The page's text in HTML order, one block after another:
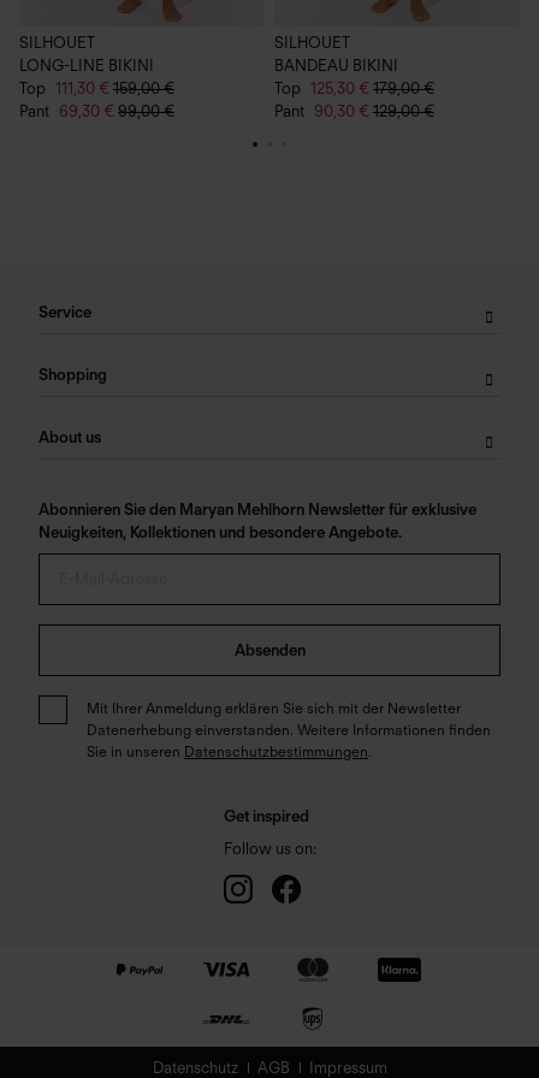
SILHOUET
LONG-LINE BIKINI
Top 111,30 € 159,00 €
Pant 69,30 € 99,00 €
SILHOUET
BANDEAU BIKINI
Top 125,30 € 179,00 €
Pant 90,30 € 129,00 €
Service
Shopping
About us
Abonnieren Sie den Maryan Mehlhorn Newsletter für exklusive
Neuigkeiten, Kollektionen und besondere Angebote.
Absenden
Mit Ihrer Anmeldung erklären Sie sich mit der Newsletter
Datenerhebung einverstanden. Weitere Informationen finden
Sie in unseren Datenschutzbestimmungen.
Get inspired
Follow us on:
Datenschutz AGB Impressum